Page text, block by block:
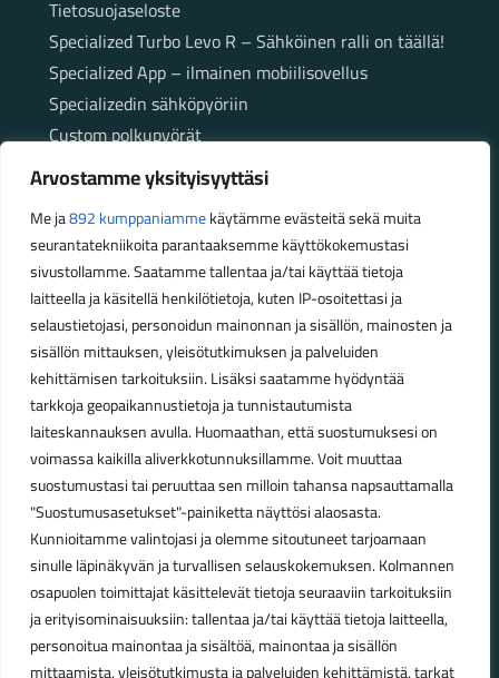
Arvostamme yksityisyyttäsi
Me ja892 kumppaniammekäytämme evästeitä sekä muita
seurantatekniikoita parantaaksemme käyttökokemustasi
sivustollamme. Saatamme tallentaa ja/tai käyttää tietoja
laitteella ja käsitellä henkilötietoja, kuten IP-osoitettasi ja
selaustietojasi, personoidun mainonnan ja sisällön, mainosten ja
sisällön mittauksen, yleisötutkimuksen ja palveluiden
kehittämisen tarkoituksiin. Lisäksi saatamme hyödyntää
tarkkoja geopaikannustietoja ja tunnistautumista
laiteskannauksen avulla. Huomaathan, että suostumuksesi on
voimassa kaikilla aliverkkotunnuksillamme. Voit muuttaa
suostumustasi tai peruuttaa sen milloin tahansa napsauttamalla
"Suostumusasetukset"-painiketta näyttösi alaosasta.
Kunnioitamme valintojasi ja olemme sitoutuneet tarjoamaan
sinulle läpinäkyvän ja turvallisen selauskokemuksen. Kolmannen
osapuolen toimittajat käsittelevät tietoja seuraaviin tarkoituksiin
ja erityisominaisuuksiin: tallentaa ja/tai käyttää tietoja laitteella,
personoitua mainontaa ja sisältöä, mainontaa ja sisällön
Tietosuojaseloste
Specialized Turbo Levo R – Sähköinen ralli on täällä!
Specialized App – ilmainen mobiilisovellus
Specializedin sähköpyöriin
Custom polkupyörät
Fatbikellä helppoa ja huoletonta etenemistä
maastossa
Aukioloajat
Talvikauden aukioloajat (1.10.2025 – 28.2.2026)
Ma-Pe 10-18
La 10-14
Kesäkauden aukioloajat (1.3.2026 – 30.9.2026)
Ma-Pe 10-18
La 9-15
Poikkeavat aukioloajat:
Pyhäinpäivä lauantai 31.10. – suljettu
© Lahden Polkupyörähuolto - 2026